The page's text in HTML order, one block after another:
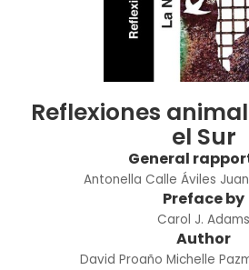
Reflexiones
el Sur
General
Antonella Calle Áviles
Preface by
Carol J. Adams
Author
David Proaño Michelle